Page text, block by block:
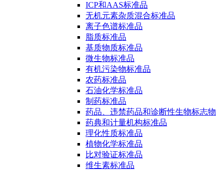
ICP和AAS标准品
无机元素杂质混合标准品
离子色谱标准品
脂质标准品
基质物质标准品
微生物标准品
有机污染物标准品
农药标准品
石油化学标准品
制药标准品
药品、违禁药品和诊断性生物标志物
药典和计量机构标准品
理化性质标准品
植物化学标准品
比对验证标准品
维生素标准品